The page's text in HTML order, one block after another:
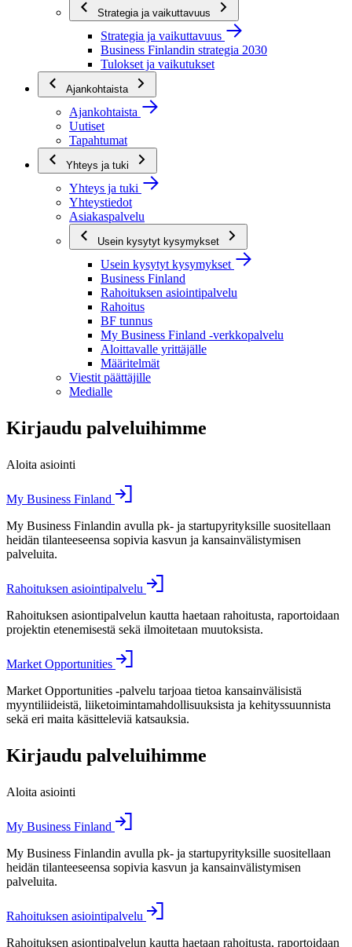
Strategia ja vaikuttavuus
Strategia ja vaikuttavuus
Business Finlandin strategia 2030
Tulokset ja vaikutukset
Ajankohtaista
Ajankohtaista
Uutiset
Tapahtumat
Yhteys ja tuki
Yhteys ja tuki
Yhteystiedot
Asiakaspalvelu
Usein kysytyt kysymykset
Usein kysytyt kysymykset
Business Finland
Rahoituksen asiointipalvelu
Rahoitus
BF tunnus
My Business Finland -verkkopalvelu
Aloittavalle yrittäjälle
Määritelmät
Viestit päättäjille
Medialle
Kirjaudu palveluihimme
Aloita asiointi
My Business Finland
My Business Finlandin avulla pk- ja startupyrityksille suositellaan
heidän tilanteeseensa sopivia kasvun ja kansainvälistymisen
palveluita.
Rahoituksen asiointipalvelu
Rahoituksen asiontipalvelun kautta haetaan rahoitusta, raportoidaan
projektin etenemisestä sekä ilmoitetaan muutoksista.
Market Opportunities
Market Opportunities -palvelu tarjoaa tietoa kansainvälisistä
myyntiliideistä, liiketoimintamahdollisuuksista ja kehityssuunnista
sekä eri maita käsitteleviä katsauksia.
Kirjaudu palveluihimme
Aloita asiointi
My Business Finland
My Business Finlandin avulla pk- ja startupyrityksille suositellaan
heidän tilanteeseensa sopivia kasvun ja kansainvälistymisen
palveluita.
Rahoituksen asiointipalvelu
Rahoituksen asiontipalvelun kautta haetaan rahoitusta, raportoidaan